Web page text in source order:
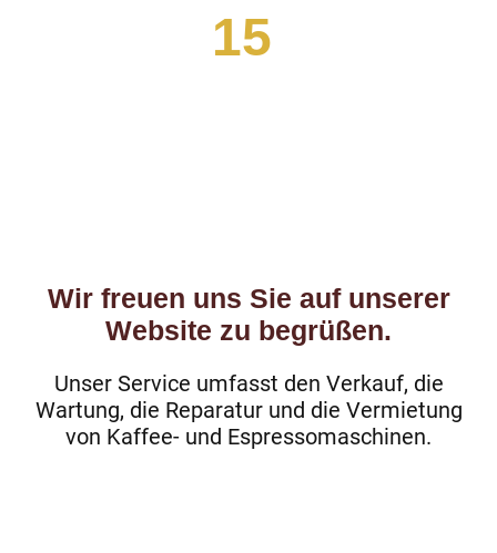
15
Wir freuen uns Sie auf unserer
Website zu begrüßen.
Unser Service umfasst den Verkauf, die
Wartung, die Reparatur und die Vermietung
von Kaffee- und Espressomaschinen.